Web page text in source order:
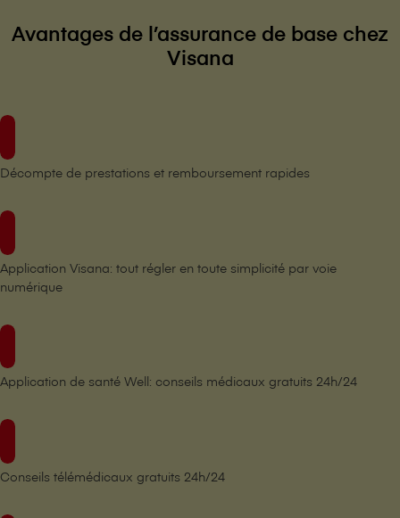
Avantages de l’assurance de base chez
V⁠i⁠s⁠a⁠n⁠a
Décompte de prestations et remboursement rapides
Application V⁠i⁠s⁠a⁠n⁠a: tout régler en toute simplicité par voie
numérique
Application de santé Well: conseils médicaux gratuits 24h/24
Conseils télémédicaux gratuits 24h/24